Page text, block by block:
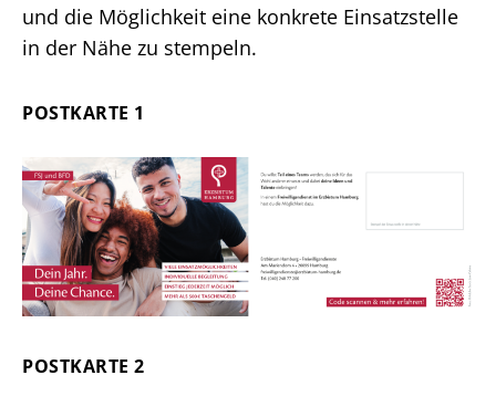
und die Möglichkeit eine konkrete Einsatzstelle
in der Nähe zu stempeln.
POSTKARTE 1
POSTKARTE 2